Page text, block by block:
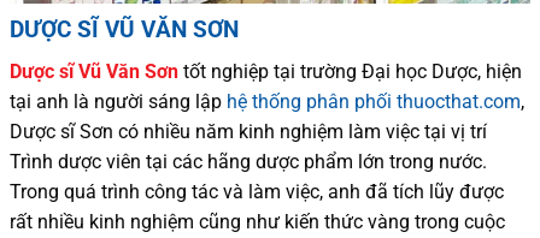
DƯỢC SĨ VŨ VĂN SƠN
Dược sĩVũ Văn Sơn tốt nghiệp tại trường Đại học Dược, hiện
tại anh là người sáng lập hệ thống phân phối thuocthat.com,
Dược sĩSơn có nhiều năm kinh nghiệm làm việc tại vị trí
Trình dược viên tại các hãng dược phẩm lớn trong nước.
Trong quá trình công tác và làm việc, anh đã tích lũy được
rất nhiều kinh nghiệm cũng như kiến thức vàng trong cuộc